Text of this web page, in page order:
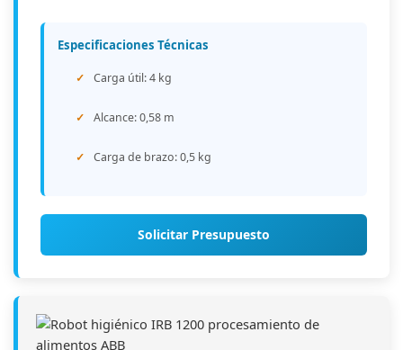
Especificaciones Técnicas
Carga útil: 4 kg
Alcance: 0,58 m
Carga de brazo: 0,5 kg
Solicitar Presupuesto